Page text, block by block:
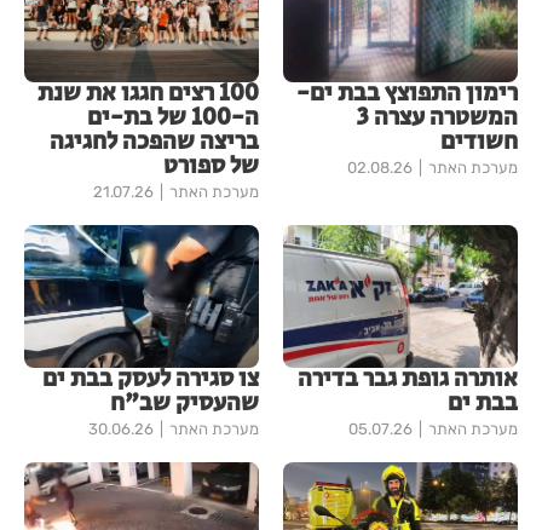
רימון התפוצץ בבת ים-
המשטרה עצרה 3
חשודים
מערכת האתר 02.08.26
100 רצים חגגו את שנת
ה-100 של בת-ים
בריצה שהפכה לחגיגה
של ספורט
מערכת האתר 21.07.26
אותרה גופת גבר בדירה
בבת ים
מערכת האתר 05.07.26
צו סגירה לעסק בבת ים
שהעסיק שב"ח
מערכת האתר 30.06.26